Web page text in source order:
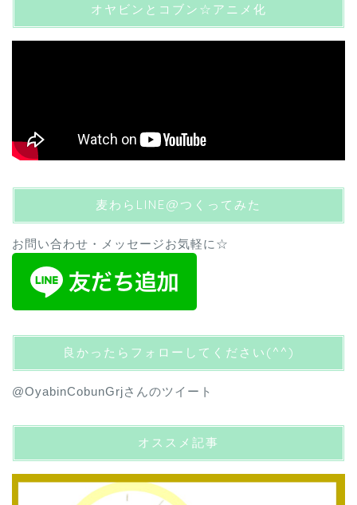
オヤビンとコブン☆アニメ化
麦わらLINE@つくってみた
お問い合わせ・メッセージお気軽に☆
良かったらフォローしてください(^^)
@OyabinCobunGrjさんのツイート
オススメ記事